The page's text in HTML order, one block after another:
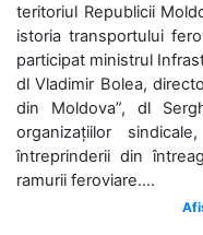
teritoriul Republicii
istoria transportului
participat ministrul
dl Vladimir Bolea,
din Moldova”, dl
organizațiilor
întreprinderii din
ramurii feroviare....